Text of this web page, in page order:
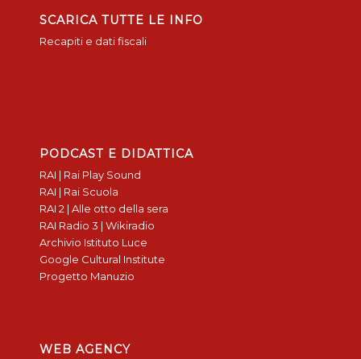
SCARICA TUTTE LE INFO
Recapiti e dati fiscali
PODCAST E DIDATTICA
RAI | Rai Play Sound
RAI | Rai Scuola
RAI 2 | Alle otto della sera
RAI Radio 3 | Wikiradio
Archivio Istituto Luce
Google Cultural Institute
Progetto Manuzio
WEB AGENCY